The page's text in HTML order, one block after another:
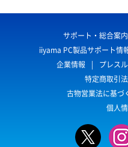
サポート・総合案内
iiyama PC製品サポート情
企業情報
プレス
特定商取引
古物営業法に基づ
個人